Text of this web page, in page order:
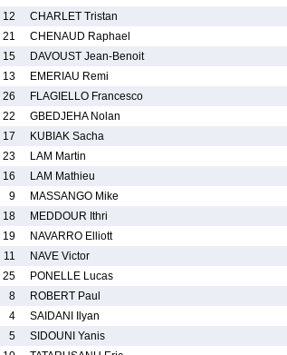
12
CHARLET Tristan
21
CHENAUD Raphael
15
DAVOUST Jean-Benoit
13
EMERIAU Remi
26
FLAGIELLO Francesco
22
GBEDJEHA Nolan
17
KUBIAK Sacha
23
LAM Martin
16
LAM Mathieu
9
MASSANGO Mike
18
MEDDOUR Ithri
19
NAVARRO Elliott
11
NAVE Victor
25
PONELLE Lucas
8
ROBERT Paul
4
SAIDANI Ilyan
5
SIDOUNI Yanis